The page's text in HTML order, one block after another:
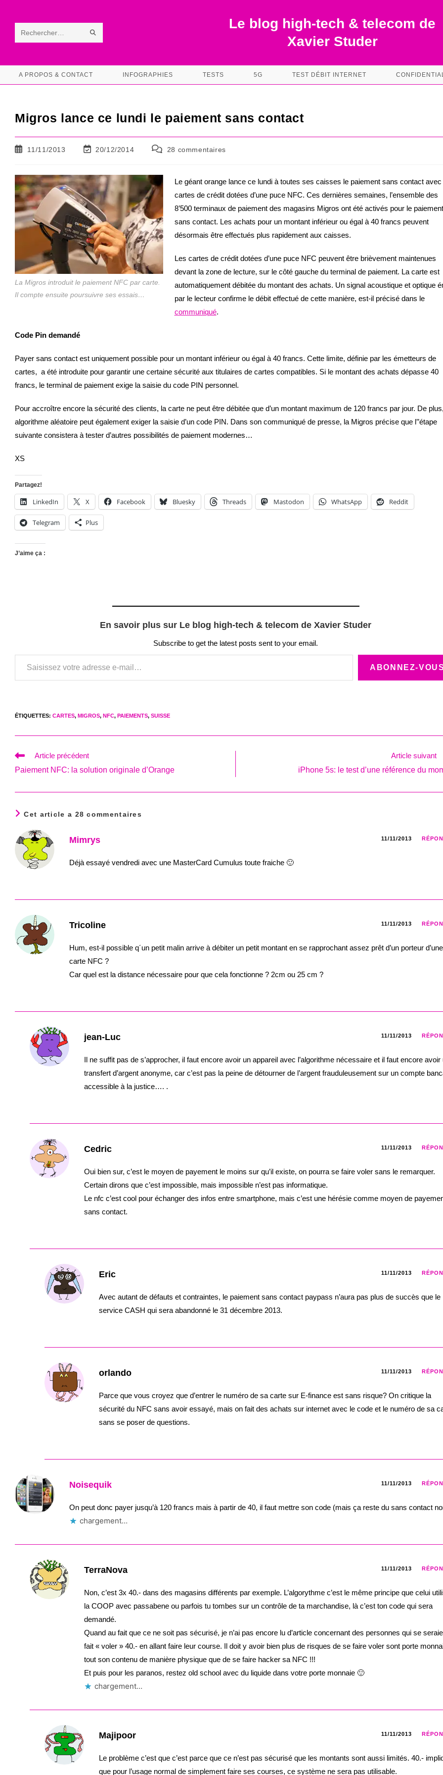
contentRechercher
ce RECHERCHE
Le blog high-tech & telecom de
Xavier Studer
A PROPOS & CONTACT INFOGRAPHIES TESTS 5G TEST DÉBIT INTERNET
Migros lance ce lundi le paiement sans contact
Publication
11/11/2013
Dernière
la
publication :
20/12/2014
Commentaires
publication :
28 commentaires
La Migros introduit le paiement NFC par carte.
Il compte ensuite poursuivre ses essais…
Le géant orange lance ce lundi à toutes ses caisses le paiement sans contact avec
cartes de crédit dotées d’une puce NFC. Ces dernières semaines, l’ensemble des
8’500 terminaux de paiement des magasins Migros ont été activés pour le paiement
sans contact. Les achats pour un montant inférieur ou égal à 40 francs peuvent
désormais être effectués plus rapidement aux caisses.
Les cartes de crédit dotées d’une puce NFC peuvent être brièvement maintenues
devant la zone de lecture, sur le côté gauche du terminal de paiement. La carte est
automatiquement débitée du montant des achats. Un signal acoustique et optique
par le lecteur confirme le débit effectué de cette manière, est-il précisé dans le
communiqué.
Code Pin demandé
Payer sans contact est uniquement possible pour un montant inférieur ou égal à 40 francs. Cette limite, définie par les émetteurs de
cartes, a été introduite pour garantir une certaine sécurité aux titulaires de cartes compatibles. Si le montant des achats dépasse 40
francs, le terminal de paiement exige la saisie du code PIN personnel.
Pour accroître encore la sécurité des clients, la carte ne peut être débitée que d’un montant maximum de 120 francs par jour. De
algorithme aléatoire peut également exiger la saisie d’un code PIN. Dans son communiqué de presse, la Migros précise que l’’étape
suivante consistera à tester d’autres possibilités de paiement modernes…
XS
Partagez!
LinkedIn X Facebook Bluesky Threads Mastodon WhatsApp Reddit
Telegram Plus
J’aime ça :
En savoir plus sur Le blog high-tech & telecom de Xavier Studer
Subscribe to get the latest posts sent to your email.
Saisissez votre adresse e-mail…
ABONNEZ-VOUS
ÉTIQUETTES: CARTES, MIGROS, NFC, PAIEMENTS, SUISSE
Read
articles
Article précédent
Paiement NFC: la solution originale d’Orange
Article suivant
iPhone 5s: le test d’une référence du
Cet article a 28 commentaires
Mimrys 11/11/2013
Déjà essayé vendredi avec une MasterCard Cumulus toute fraiche 🙂
Tricoline 11/11/2013
Hum, est-il possible q´un petit malin arrive à débiter un petit montant en se rapprochant assez prêt d’un porteur d’une
carte NFC ?
Car quel est la distance nécessaire pour que cela fonctionne ? 2cm ou 25 cm ?
jean-Luc 11/11/2013
Il ne suffit pas de s’approcher, il faut encore avoir un appareil avec l’algorithme nécessaire et il faut encore avoir
transfert d’argent anonyme, car c’est pas la peine de détourner de l’argent frauduleusement sur un compte
accessible à la justice…. .
Cedric 11/11/2013
Oui bien sur, c’est le moyen de payement le moins sur qu’il existe, on pourra se faire voler sans le remarquer.
Certain dirons que c’est impossible, mais impossible n’est pas informatique.
Le nfc c’est cool pour échanger des infos entre smartphone, mais c’est une hérésie comme moyen de
sans contact.
Eric 11/11/2013
Avec autant de défauts et contraintes, le paiement sans contact paypass n’aura pas plus de succès que le
service CASH qui sera abandonné le 31 décembre 2013.
orlando 11/11/2013
Parce que vous croyez que d’entrer le numéro de sa carte sur E-finance est sans risque? On critique la
sécurité du NFC sans avoir essayé, mais on fait des achats sur internet avec le code et le numéro de sa
sans se poser de questions.
Noisequik 11/11/2013
On peut donc payer jusqu’à 120 francs mais à partir de 40, il faut mettre son code (mais ça reste du sans contact
chargement…
TerraNova 11/11/2013
Non, c’est 3x 40.- dans des magasins différents par exemple. L’algorythme c’est le même principe que celui
la COOP avec passabene ou parfois tu tombes sur un contrôle de ta marchandise, là c’est ton code qui sera
demandé.
Quand au fait que ce ne soit pas sécurisé, je n’ai pas encore lu d’article concernant des personnes qui se
fait « voler » 40.- en allant faire leur course. Il doit y avoir bien plus de risques de se faire voler sont porte
tout son contenu de manière physique que de se faire hacker sa NFC !!!
Et puis pour les paranos, restez old school avec du liquide dans votre porte monnaie 🙂
chargement…
Majipoor 11/11/2013
Le problème c’est que c’est parce que ce n’est pas sécurisé que les montants sont aussi limités. 40.-
que pour l’usage normal de simplement faire ses courses, ce système ne sera pas utilisable.